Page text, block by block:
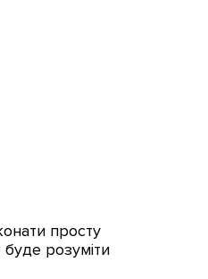
просту
розуміти